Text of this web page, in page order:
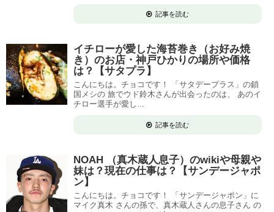
記事を読む
イチローが愛した海苔巻き（お好み焼
き）のお店・神戸ひかりの場所や価格
は？【サタプラ】
こんにちは。チョコです！ 「サタデープラス」の鎖
国メシの 旅でウド鈴木さんが出会ったのは、 あのイ
チロー選手が愛し...
記事を読む
NOAH （真木蔵人息子）のwikiや母親や
妹は？現在の仕事は？【サンデージャポ
ン】
こんにちは。チョコです！ 「サンデージャポン」に
マイク真木 さんの孫で、真木蔵人さんの息子さん の